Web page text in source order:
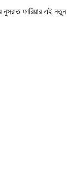
ফারিয়ার এই